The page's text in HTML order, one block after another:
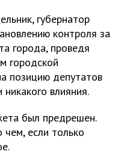
губернатор
контроля за
города, проведя
городской
позицию депутатов
никакого влияния.
был предрешен.
если только